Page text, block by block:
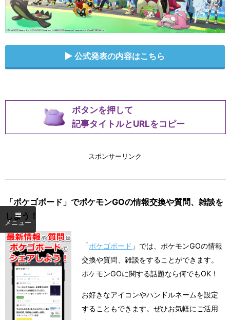
公式発表の内容はこちら
ボタンを押して
記事タイトルとURLをコピー
スポンサーリンク
「ポケゴボード」でポケモンGOの情報交換や質問、雑談を
しよう！
「ポケゴボード 」では、ポケモンGOの情報
交換や質問、雑談をすることができます。
ポケモンGOに関する話題なら何でもOK！
お好きなアイコンやハンドルネームを設定
することもできます。ぜひお気軽にご活用